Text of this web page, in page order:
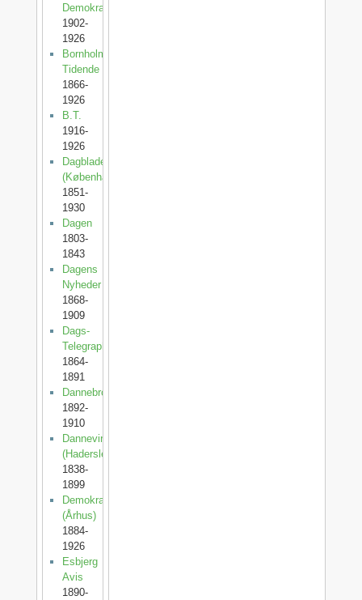
Demokrat
1902-
1926
Bornholms
Tidende
1866-
1926
B.T.
1916-
1926
Dagbladet
(København)
1851-
1930
Dagen
1803-
1843
Dagens
Nyheder
1868-
1909
Dags-
Telegraphen
1864-
1891
Dannebrog
1892-
1910
Dannevirke
(Haderslev)
1838-
1899
Demokraten
(Århus)
1884-
1926
Esbjerg
Avis
1890-